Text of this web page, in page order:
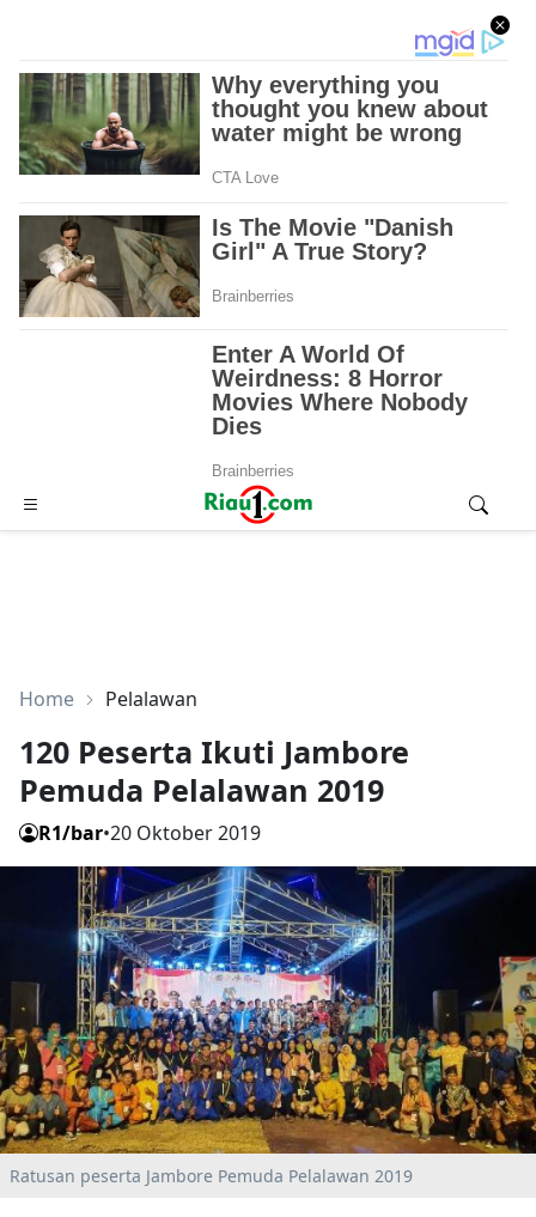
Advertisement
Home Pelalawan
120 Peserta Ikuti Jambore
Pemuda Pelalawan 2019
R1/bar•20 Oktober 2019
Ratusan peserta Jambore Pemuda Pelalawan 2019